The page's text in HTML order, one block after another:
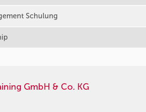
Schulung
GmbH & Co. KG